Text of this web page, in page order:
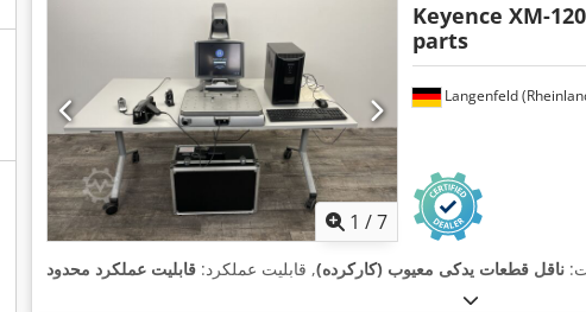
1 /7
Langenfeld
Keyence XM-
parts
ناقل قطعات یدکی معیوب (کارکرده), قابلیت عملکرد: قابلیت عملکرد محدود